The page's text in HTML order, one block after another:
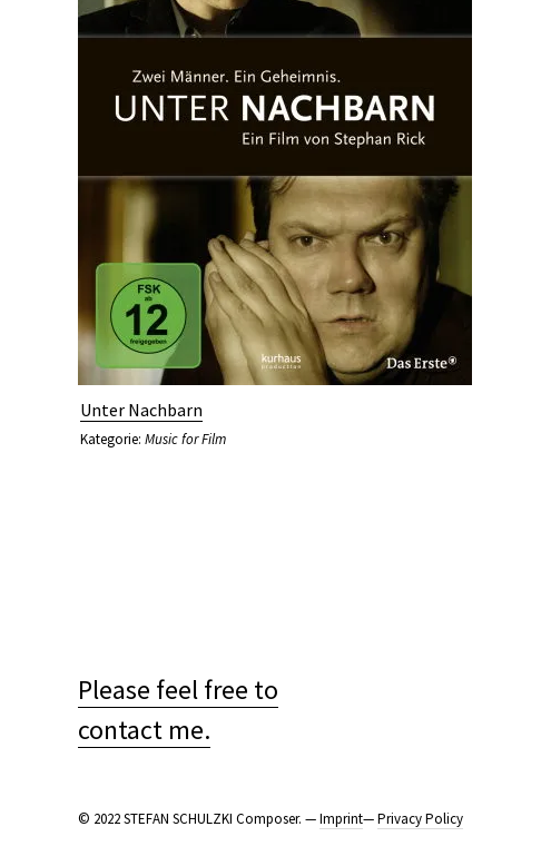
Unter Nachbarn
Kategorie: Music for Film
Please feel free to
contact me.
© 2022 STEFAN SCHULZKI Composer. —Imprint—Privacy Policy